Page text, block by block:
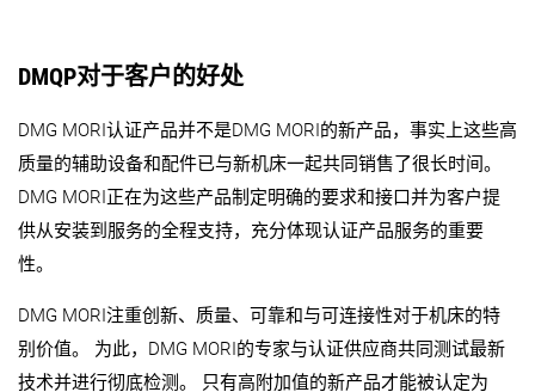
DMQP对于客户的好处
DMG MORI认证产品并不是DMG MORI的新产品，事实上这些高
质量的辅助设备和配件已与新机床一起共同销售了很长时间。
DMG MORI正在为这些产品制定明确的要求和接口并为客户提
供从安装到服务的全程支持，充分体现认证产品服务的重要
性。
DMG MORI注重创新、质量、可靠和与可连接性对于机床的特
别价值。 为此，DMG MORI的专家与认证供应商共同测试最新
技术并进行彻底检测。 只有高附加值的新产品才能被认定为